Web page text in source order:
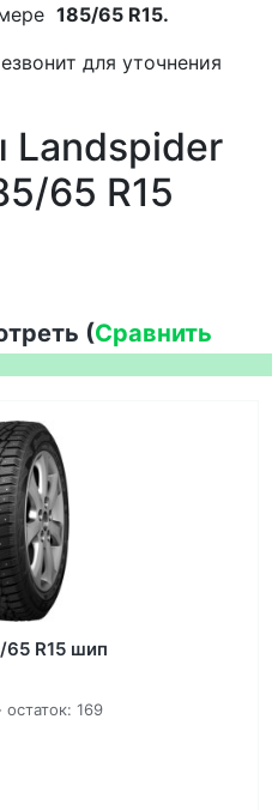
185/65 R15.
для уточнения
Landspider
65 R15
(Сравнить
65 R15 шип
169